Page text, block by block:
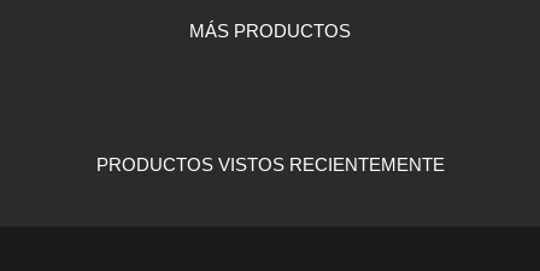
MÁS PRODUCTOS
PRODUCTOS VISTOS RECIENTEMENTE